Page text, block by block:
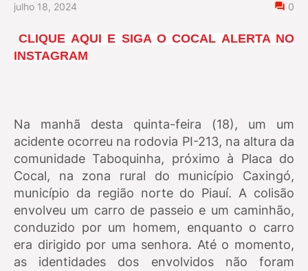
julho 18, 2024 0
CLIQUE AQUI E SIGA O COCAL ALERTA NO
INSTAGRAM
Na manhã desta quinta-feira (18), um um
acidente ocorreu na rodovia PI-213, na altura da
comunidade Taboquinha, próximo à Placa do
Cocal, na zona rural do município Caxingó,
município da região norte do Piauí. A colisão
envolveu um carro de passeio e um caminhão,
conduzido por um homem, enquanto o carro
era dirigido por uma senhora. Até o momento,
as identidades dos envolvidos não foram